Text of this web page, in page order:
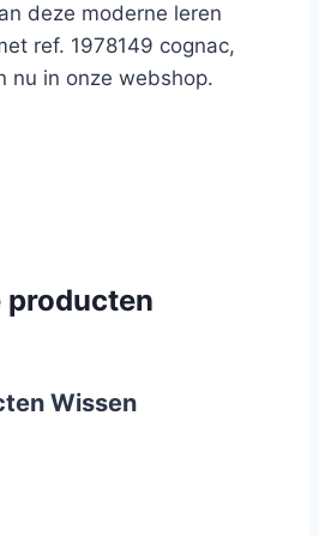
deze moderne leren
ref. 1978149 cognac,
nu in onze webshop.
producten
Wissen